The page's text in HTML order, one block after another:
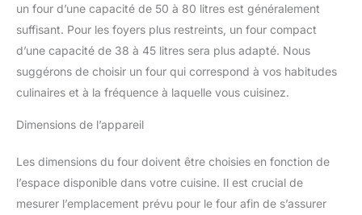
un four d’une capacité de 50 à 80 litres est généralement
suffisant. Pour les foyers plus restreints, un four compact
d’une capacité de 38 à 45 litres sera plus adapté. Nous
suggérons de choisir un four qui correspond à vos habitudes
culinaires et à la fréquence à laquelle vous cuisinez.
Dimensions de l’appareil
Les dimensions du four doivent être choisies en fonction de
l’espace disponible dans votre cuisine. Il est crucial de
mesurer l’emplacement prévu pour le four afin de s’assurer